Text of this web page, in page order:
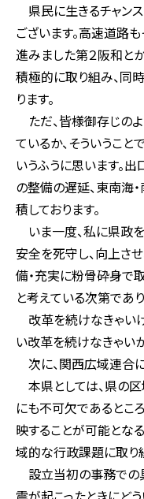
県民に生きるチャン
ございます。高速道路
進みました第２阪和と
積極的に取り組み、同
ります。
ただ、皆様御存じの
ているか、そういうこ
いうふうに思います。
の整備の遅延、東南海
積しております。
いま一度、私に県政
安全を死守し、向上さ
備・充実に粉骨砕身で
と考えている次第であり
改革を続けなきゃい
い改革を続けなきゃい
次に、関西広域連合
本県としては、県の
にも不可欠であるとこ
映することが可能とな
域的な行政課題に取り
設立当初の事務での